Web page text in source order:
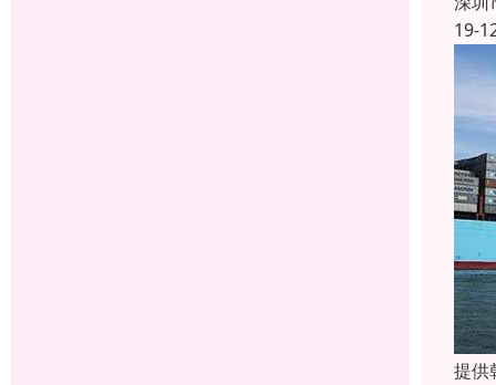
19-
提供